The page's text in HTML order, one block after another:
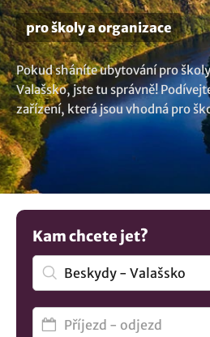
pro školy a organizace
Pokud sháníte ubytování pro
Valašsko, jste tu správně!
zařízení, která jsou vhodná pro
pro základní školy, střední školy,
a různé organizace. Zajímavou
střediska s dostatečně velkou
vzdělávacích programů a škol v
Najděte více unikátníchubytování
.. Jednoduše a přehledně.
Kam chcete jet?